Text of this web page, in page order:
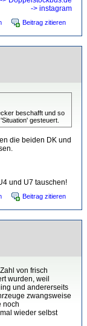
-> instagram
Beitrag zitieren
beschafft und so
gesteuert.
die beiden DK und
und U7 tauschen!
Beitrag zitieren
von frisch
wurden, weil
und andererseits
zwangsweise
noch
wieder selbst